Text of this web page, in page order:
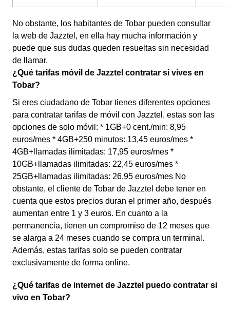
No obstante, los habitantes de Tobar pueden consultar
la web de Jazztel, en ella hay mucha información y
puede que sus dudas queden resueltas sin necesidad
de llamar.
¿Qué tarifas móvil de Jazztel contratar si vives en
Tobar?
Si eres ciudadano de Tobar tienes diferentes opciones
para contratar tarifas de móvil con Jazztel, estas son las
opciones de solo móvil: * 1GB+0 cent./min: 8,95
euros/mes * 4GB+250 minutos: 13,45 euros/mes *
4GB+llamadas ilimitadas: 17,95 euros/mes *
10GB+llamadas ilimitadas: 22,45 euros/mes *
25GB+llamadas ilimitadas: 26,95 euros/mes No
obstante, el cliente de Tobar de Jazztel debe tener en
cuenta que estos precios duran el primer año, después
aumentan entre 1 y 3 euros. En cuanto a la
permanencia, tienen un compromiso de 12 meses que
se alarga a 24 meses cuando se compra un terminal.
Además, estas tarifas solo se pueden contratar
exclusivamente de forma online.
¿Qué tarifas de internet de Jazztel puedo contratar si
vivo en Tobar?